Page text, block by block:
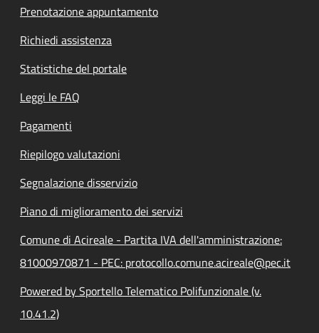
Prenotazione appuntamento
Richiedi assistenza
Statistiche del portale
Leggi le FAQ
Pagamenti
Riepilogo valutazioni
Segnalazione disservizio
Piano di miglioramento dei servizi
Comune di Acireale - Partita IVA dell'amministrazione:
81000970871 - PEC: protocollo.comune.acireale@pec.it
Powered by Sportello Telematico Polifunzionale (v.
10.41.2)